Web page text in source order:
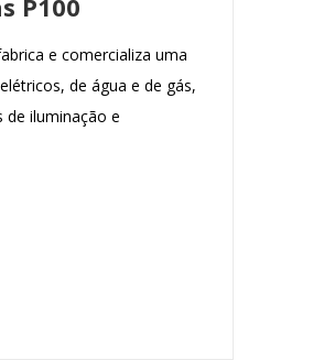
P100
e comercializa uma
de água e de gás,
iluminação e